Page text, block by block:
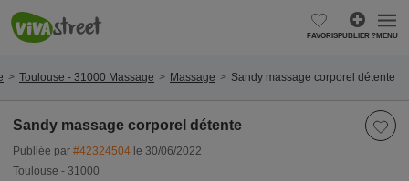
FAVORISPUBLIER ?MENU
Toulouse - 31000 Massage Massage Sandy massage corporel détente
Sandy massage corporel détente
Publiée par #42324504 le 30/06/2022
Toulouse - 31000